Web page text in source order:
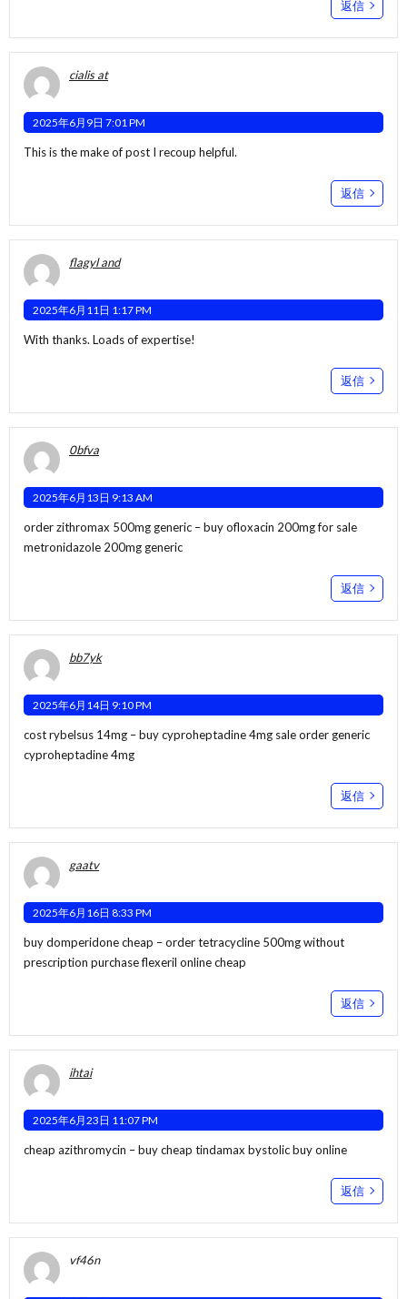
返信
cialis at
2025年6月9日 7:01 PM
This is the make of post I recoup helpful.
返信
flagyl and
2025年6月11日 1:17 PM
With thanks. Loads of expertise!
返信
0bfva
2025年6月13日 9:13 AM
order zithromax 500mg generic –buy ofloxacin 200mg for sale
metronidazole 200mg generic
返信
bb7yk
2025年6月14日 9:10 PM
cost rybelsus 14mg –buy cyproheptadine 4mg saleorder generic
cyproheptadine 4mg
返信
gaatv
2025年6月16日 8:33 PM
buy domperidone cheap –order tetracycline 500mg without
prescription purchase flexeril online cheap
返信
ihtai
2025年6月23日 11:07 PM
cheap azithromycin –buy cheap tindamax bystolic buy online
返信
vf46n